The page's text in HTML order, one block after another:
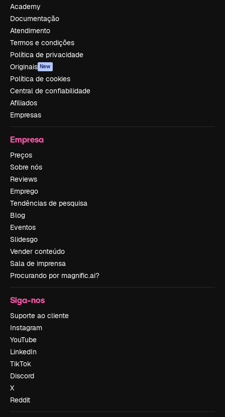
Academy
Documentação
Atendimento
Termos e condições
Política de privacidade
Originais New
Política de cookies
Central de confiabilidade
Afiliados
Empresas
Empresa
Preços
Sobre nós
Reviews
Emprego
Tendências de pesquisa
Blog
Eventos
Slidesgo
Vender conteúdo
Sala de imprensa
Procurando por magnific.ai?
Siga-nos
Suporte ao cliente
Instagram
YouTube
LinkedIn
TikTok
Discord
X
Reddit